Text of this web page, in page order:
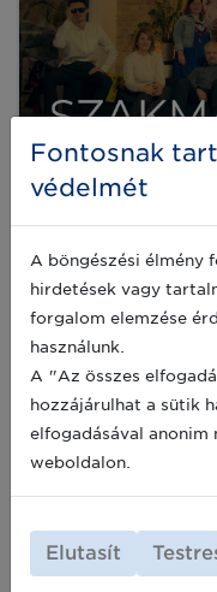
Bemutatkozik
szolgáltató
A GS1
új Szövetséges
BBKK Kft.
Archív hírek >>
Fontosnak
védelmét
A böngészési élmény
hirdetések vagy
forgalom elemzése
használunk.
A "Az összes
hozzájárulhat a sütik
elfogadásával
weboldalon.
Elutasít